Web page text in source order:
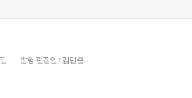
발행·편집인 : 김민준